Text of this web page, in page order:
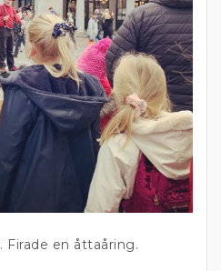
. Firade en åttaåring.